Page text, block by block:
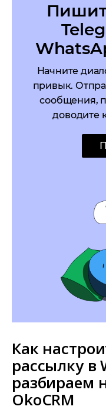
Начните
привык.
сообщения,
доводите
Как
рассылку в
разбираем
OkoCRM